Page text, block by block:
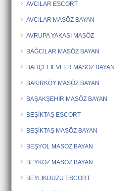
AVCILAR ESCORT
AVCILAR MASÖZ BAYAN
AVRUPA YAKASI MASÖZ
BAĞCILAR MASÖZ BAYAN
BAHÇELİEVLER MASÖZ BAYAN
BAKIRKÖY MASÖZ BAYAN
BAŞAKŞEHİR MASÖZ BAYAN
BEŞİKTAŞ ESCORT
BEŞİKTAŞ MASÖZ BAYAN
BEŞYOL MASÖZ BAYAN
BEYKOZ MASÖZ BAYAN
BEYLİKDÜZÜ ESCORT